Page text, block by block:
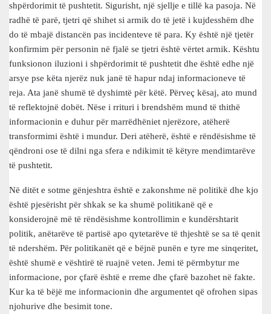
shpërdorimit të pushtetit. Sigurisht, një sjellje e tillë ka pasoja. Në
radhë të parë, tjetri që shihet si armik do të jetë i kujdesshëm dhe
do të mbajë distancën pas incidenteve të para. Ky është një tjetër
konfirmim për personin në fjalë se tjetri është vërtet armik. Kështu
funksionon iluzioni i shpërdorimit të pushtetit dhe është edhe një
arsye pse këta njerëz nuk janë të hapur ndaj informacioneve të
reja. Ata janë shumë të dyshimtë për këtë. Përveç kësaj, ato mund
të reflektojnë dobët. Nëse i rrituri i brendshëm mund të thithë
informacionin e duhur për marrëdhëniet njerëzore, atëherë
transformimi është i mundur. Deri atëherë, është e rëndësishme të
qëndroni ose të dilni nga sfera e ndikimit të këtyre mendimtarëve
të pushtetit.
Në ditët e sotme gënjeshtra është e zakonshme në politikë dhe kjo
është pjesërisht për shkak se ka shumë politikanë që e
konsiderojnë më të rëndësishme kontrollimin e kundërshtarit
politik, anëtarëve të partisë apo qytetarëve të thjeshtë se sa të qenit
të ndershëm. Për politikanët që e bëjnë punën e tyre me sinqeritet,
është shumë e vështirë të ruajnë veten. Jemi të përmbytur me
informacione, por çfarë është e rreme dhe çfarë bazohet në fakte.
Kur ka të bëjë me informacionin dhe argumentet që ofrohen sipas
njohurive dhe besimit tone.